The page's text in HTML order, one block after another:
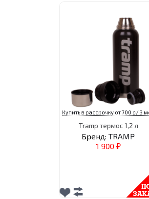
Купить в рассрочку от 700 р/ 3
Tramp термос 1,2 л
Бренд: TRAMP
1 900 ₽